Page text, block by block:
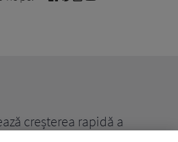
creșterea rapidă a